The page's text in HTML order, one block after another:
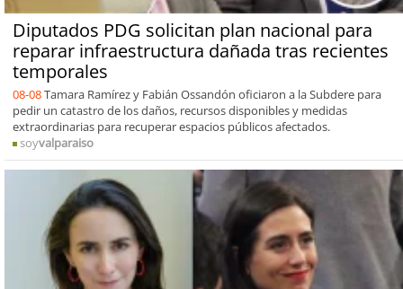
Diputados PDG solicitan plan nacional para
reparar infraestructura dañada tras recientes
temporales
08-08Tamara Ramírez y Fabián Ossandón oficiaron a la Subdere para
pedir un catastro de los daños, recursos disponibles y medidas
extraordinarias para recuperar espacios públicos afectados.
soyvalparaiso